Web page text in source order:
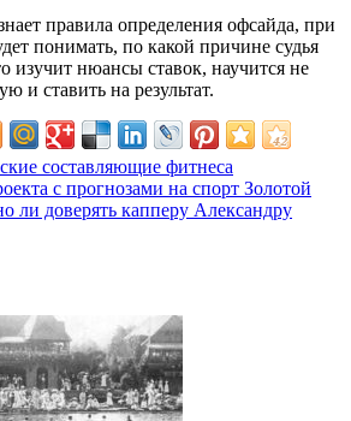
правила определения офсайда, при
понимать, по какой причине судья
изучит нюансы ставок, научится не
и ставить на результат.
составляющие фитнеса
с прогнозами на спорт Золотой
ли доверять капперу Александру